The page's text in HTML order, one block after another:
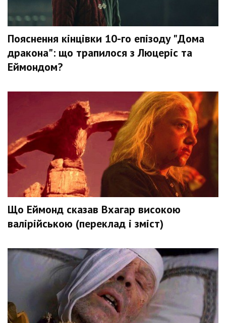
Пояснення кінцівки 10-го епізоду "Дома
дракона": що трапилося з Люцеріс та
Еймондом?
Що Еймонд сказав Вхагар високою
валірійською (переклад і зміст)